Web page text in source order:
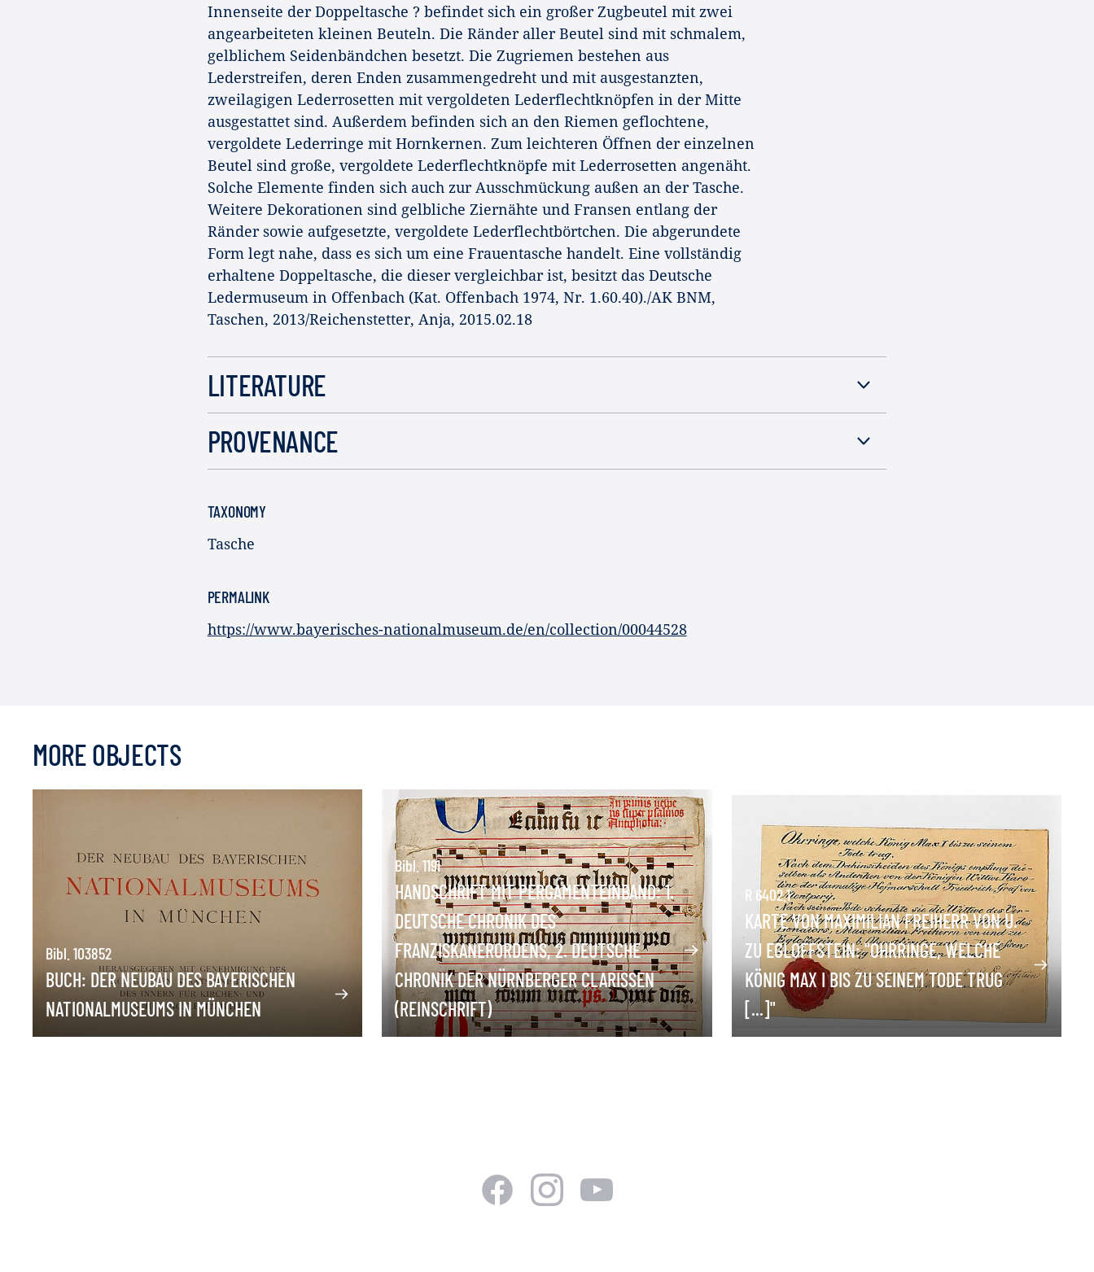
Innenseite der Doppeltasche ? befindet sich ein großer Zugbeutel mit zwei
angearbeiteten kleinen Beuteln. Die Ränder aller Beutel sind mit schmalem,
gelblichem Seidenbändchen besetzt. Die Zugriemen bestehen aus
Lederstreifen, deren Enden zusammengedreht und mit ausgestanzten,
zweilagigen Lederrosetten mit vergoldeten Lederflechtknöpfen in der Mitte
ausgestattet sind. Außerdem befinden sich an den Riemen geflochtene,
vergoldete Lederringe mit Hornkernen. Zum leichteren Öffnen der einzelnen
Beutel sind große, vergoldete Lederflechtknöpfe mit Lederrosetten angenäht.
Solche Elemente finden sich auch zur Ausschmückung außen an der Tasche.
Weitere Dekorationen sind gelbliche Ziernähte und Fransen entlang der
Ränder sowie aufgesetzte, vergoldete Lederflechtbörtchen. Die abgerundete
Form legt nahe, dass es sich um eine Frauentasche handelt. Eine vollständig
erhaltene Doppeltasche, die dieser vergleichbar ist, besitzt das Deutsche
Ledermuseum in Offenbach (Kat. Offenbach 1974, Nr. 1.60.40)./AK BNM,
Taschen, 2013/Reichenstetter, Anja, 2015.02.18
LITERATURE
PROVENANCE
TAXONOMY
Tasche
PERMALINK
https://www.bayerisches-nationalmuseum.de/en/collection/00044528
MORE OBJECTS
Bibl. 103852
BUCH: DER NEUBAU DES BAYERISCHEN
NATIONALMUSEUMS IN MÜNCHEN
Bibl. 1191
HANDSCHRIFT MIT PERGAMENTEINBAND: 1.
DEUTSCHE CHRONIK DES
FRANZISKANERORDENS, 2. DEUTSCHE
CHRONIK DER NÜRNBERGER CLARISSEN
(REINSCHRIFT)
R 6402.1
KARTE VON MAXIMILIAN FREIHERR VON U.
ZU EGLOFFSTEIN: "OHRRINGE, WELCHE
KÖNIG MAX I BIS ZU SEINEM TODE TRUG
[...]"